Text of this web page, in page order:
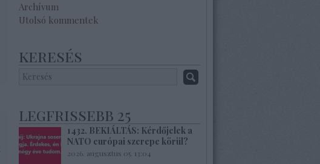
Archívum
Utolsó kommentek
keresés
legfrissebb 25
1432. BEKIÁLTÁS: Kérdőjelek a
NATO európai szerepe körül?
2026. augusztus 05. 13:04